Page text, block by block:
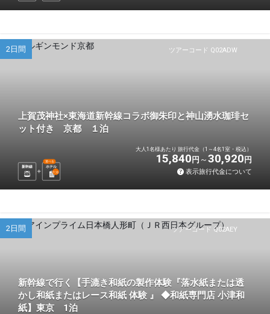
ツアーコード Q02ADW
2日間
上賀茂神社×東海道新幹線コラボ御朱印と神山湧水珈琲セ
ット付き 京都 １泊
新幹線 ホテル
選べる
1 泊
大人1名様あたり 旅行代金（1～4名1室・税込）
15,840 円 30,920 円
表示旅行代金について
ツアーコード Q02AEY
2日間
新幹線で行く【手漉き和紙の製作体験『落水紙または透
かし和紙またはレース和紙 体験 』 ◆和紙専門店 小津和
紙】東京 1泊